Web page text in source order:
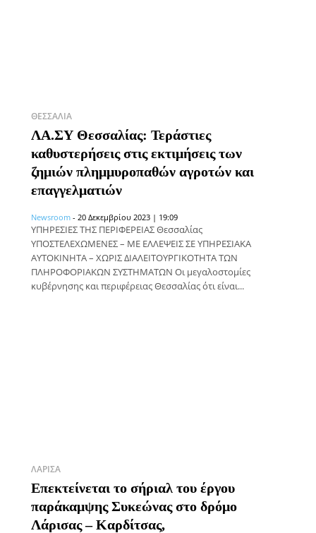
ΘΕΣΣΑΛΊΑ
ΛΑ.ΣΥ Θεσσαλίας: Τεράστιες
καθυστερήσεις στις εκτιμήσεις των
ζημιών πλημμυροπαθών αγροτών και
επαγγελματιών
Newsroom - 20 Δεκεμβρίου 2023 | 19:09
ΥΠΗΡΕΣΙΕΣ ΤΗΣ ΠΕΡΙΦΕΡΕΙΑΣ Θεσσαλίας
ΥΠΟΣΤΕΛΕΧΩΜΕΝΕΣ – ΜΕ ΕΛΛΕΨΕΙΣ ΣΕ ΥΠΗΡΕΣΙΑΚΑ
ΑΥΤΟΚΙΝΗΤΑ – ΧΩΡΙΣ ΔΙΑΛΕΙΤΟΥΡΓΙΚΟΤΗΤΑ ΤΩΝ
ΠΛΗΡΟΦΟΡΙΑΚΩΝ ΣΥΣΤΗΜΑΤΩΝ Οι μεγαλοστομίες
κυβέρνησης και περιφέρειας Θεσσαλίας ότι είναι...
ΛΆΡΙΣΑ
Επεκτείνεται το σήριαλ του έργου
παράκαμψης Συκεώνας στο δρόμο
Λάρισας – Καρδίτσας,